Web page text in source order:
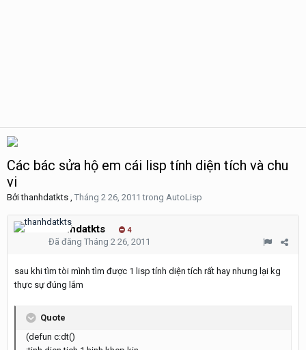
Các bác sửa hộ em cái lisp tính diện tích và chu
vi
Bởithanhdatkts , Tháng 2 26, 2011trong AutoLisp
thanhdatkts 4
Đã đăng Tháng 2 26, 2011
sau khi tìm tòi mình tìm được 1 lisp tính diện tích rất hay nhưng lại kg
thực sự đúng lắm
Quote
(defun c:dt()